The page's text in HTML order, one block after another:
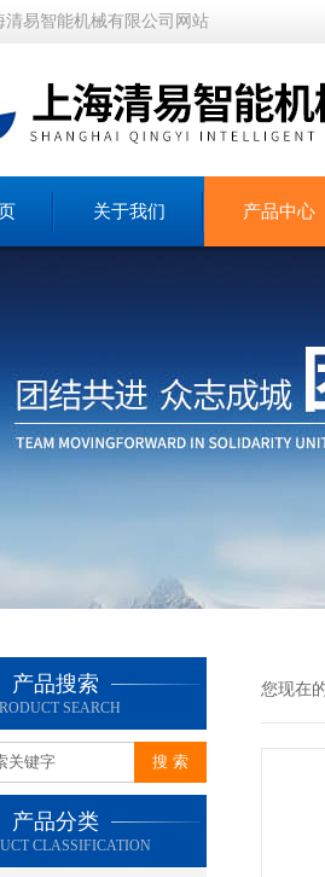
清易智能机械有限公司网站
关于我们 产品中心
产品搜索
SEARCH
产品分类
CLASSIFICATION
您现在